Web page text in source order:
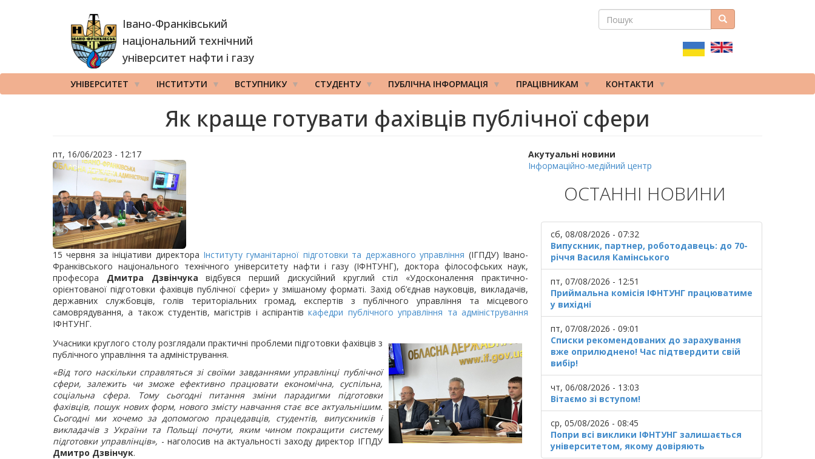
Івано-Франківський
національний технічний
університет нафти і газу
ПОШУКОВА
ПОШУК Пошук
УНІВЕРСИТЕТ ІНСТИТУТИ ВСТУПНИКУ СТУДЕНТУ ПУБЛІЧНА ІНФОРМАЦІЯ ПРАЦІВНИКАМ КОНТАКТИ
Як краще готувати фахівців публічної сфери
пт, 16/06/2023 - 12:17
15 червня за ініціативи директора Інституту гуманітарної підготовки та державного управління (ІГПДУ) Івано-
Франківського національного технічного університету нафти і газу (ІФНТУНГ), доктора філософських наук,
професора Дмитра Дзвінчука відбувся перший дискусійний круглий стіл «Удосконалення практично-
орієнтованої підготовки фахівців публічної сфери» у змішаному форматі. Захід об’єднав науковців, викладачів,
державних службовців, голів територіальних громад, експертів з публічного управління та місцевого
самоврядування, а також студентів, магістрів і аспірантівкафедри публічного управління та адміністрування
ІФНТУНГ.
Учасники круглого столу розглядали практичні проблеми підготовки фахівців з
публічного управління та адміністрування.
«Від того наскільки справляться зі своїми завданнями управлінці публічної
сфери, залежить чи зможе ефективно працювати економічна, суспільна,
соціальна сфера. Тому сьогодні питання зміни парадигми підготовки
фахівців, пошук нових форм, нового змісту навчання стає все актуальнішим.
Сьогодні ми хочемо за допомогою працедавців, студентів, випускників і
викладачів з України та Польщі почути, яким чином покращити систему
підготовки управлінців», - наголосив на актуальності заходу директор ІГПДУ
Дмитро Дзвінчук.
Акутуальні новини
Інформаційно-медійний центр
ОСТАННІ НОВИНИ
сб, 08/08/2026 - 07:32
Випускник, партнер, роботодавець: до 70-
річчя Василя Камінського
пт, 07/08/2026 - 12:51
Приймальна комісія ІФНТУНГ працюватиме
у вихідні
пт, 07/08/2026 - 09:01
Списки рекомендованих до зарахування
вже оприлюднено! Час підтвердити свій
вибір!
чт, 06/08/2026 - 13:03
Вітаємо зі вступом!
ср, 05/08/2026 - 08:45
Попри всі виклики ІФНТУНГ залишається
університетом, якому довіряють